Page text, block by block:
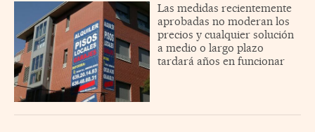
Las medidas recientemente
aprobadas no moderan los
precios y cualquier solución
a medio o largo plazo
tardará años en funcionar